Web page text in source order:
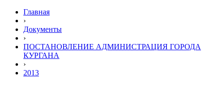
Главная
›
Документы
›
ПОСТАНОВЛЕНИЕ АДМИНИСТРАЦИЯ ГОРОДА
КУРГАНА
›
2013